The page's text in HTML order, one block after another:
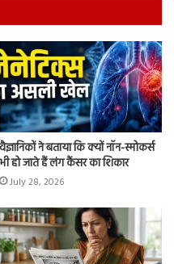
वैज्ञानिकों ने बताया कि क्यों नॉन-स्मोकर्स
भी हो जाते हैं लंग कैंसर का शिकार
July 28, 2026